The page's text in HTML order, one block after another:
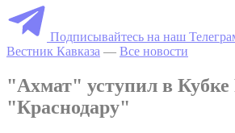
Подписывайтесь на наш
Вестник Кавказа — Все новости
"Ахмат" уступил в Кубке
"Краснодару"